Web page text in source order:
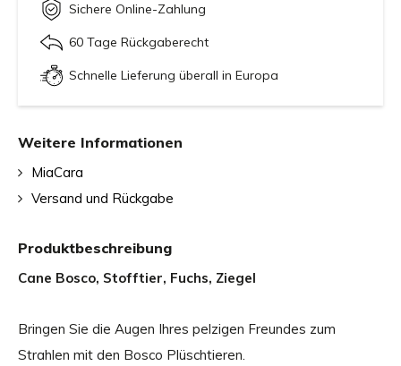
Sichere Online-Zahlung
60 Tage Rückgaberecht
Schnelle Lieferung überall in Europa
Produktbeschreibung
Cane Bosco, Stofftier, Fuchs, Ziegel
Bringen Sie die Augen Ihres pelzigen Freundes zum
Strahlen mit den Bosco Plüschtieren.
Weitere Informationen
MiaCara
Versand und Rückgabe